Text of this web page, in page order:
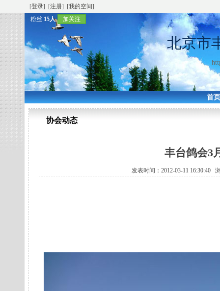
[登录] [注册]
[我的空间]
粉丝 15人 加关注
北京市
首
协会动态
丰台鸽会3
发表时间：2012-03-11 16:30:40